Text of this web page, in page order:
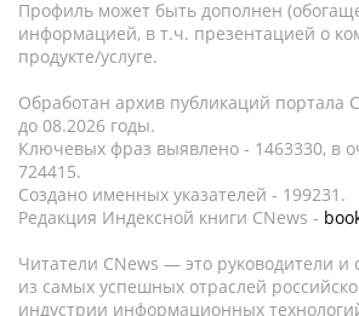
Профиль может быть дополнен
информацией, в т.ч. презентацией о
продукте/услуге.
Обработан архив публикаций портала
до 08.2026 годы.
Ключевых фраз выявлено - 1463330, в
724415.
Создано именных указателей - 199231.
Редакция Индексной книги CNews -
Читатели CNews — это руководители и
из самых успешных отраслей
индустрии информационных